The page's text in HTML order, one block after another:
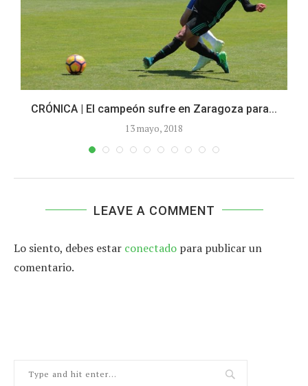
CRÓNICA | El campeón sufre en Zaragoza para...
13 mayo, 2018
LEAVE A COMMENT
Lo siento, debes estar conectado para publicar un
comentario.